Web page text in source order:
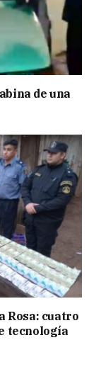
de una
Rosa: cuatro
tecnología